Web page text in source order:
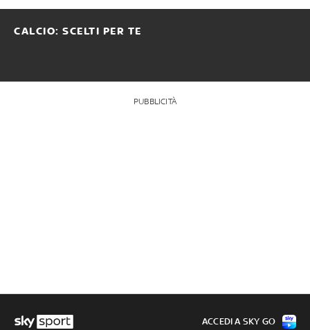
CALCIO: SCELTI PER TE
PUBBLICITÀ
ACCEDI A SKY GO